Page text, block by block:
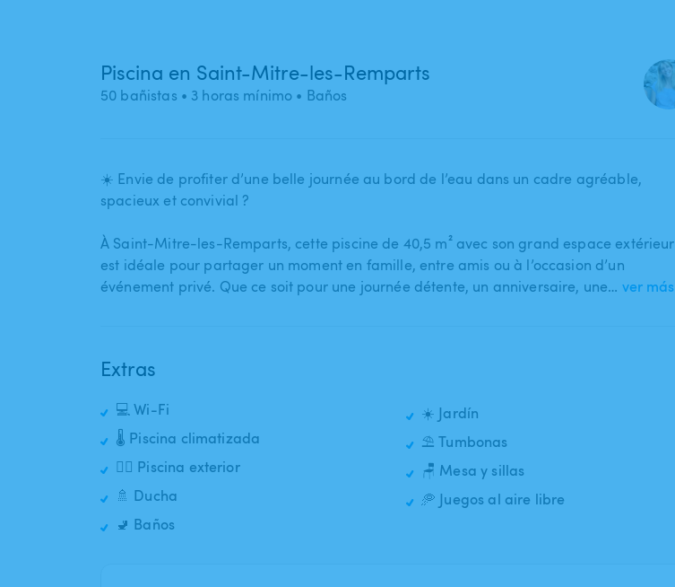
Piscina en Saint-Mitre-les-Remparts
50 bañistas • 3 horas mínimo • Baños
☀️ Envie de profiter d’une belle journée au bord de l’eau dans un cadre agréable​,​
spacieux et convivial ?
À Saint-Mitre-les-Remparts​,​ cette piscine de 40​,​5 m² avec son grand espace extérieur
est idéale pour partager un moment en famille​,​ entre amis ou à l’occasion d’un
événement privé. Que ce soit pour une journée détente​,​ un anniversaire​,​ une… ver más
Extras
💻 Wi-Fi
🌡️ Piscina climatizada
🏊‍♂️ Piscina exterior
🚿 Ducha
🚽 Baños
☀️ Jardín
⛱️ Tumbonas
🪑 Mesa y sillas
🥏 Juegos al aire libre